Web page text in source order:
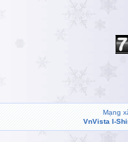
Mạng
VnVista I-